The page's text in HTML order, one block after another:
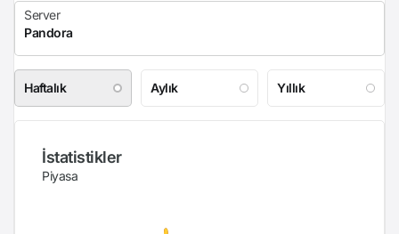
Haftalık Aylık Yıllık
İstatistikler
Piyasa